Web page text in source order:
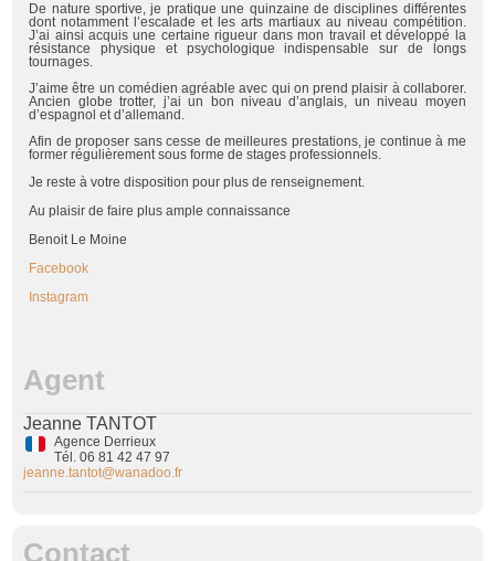
De nature sportive, je pratique une quinzaine de disciplines différentes
dont notamment l’escalade et les arts martiaux au niveau compétition.
J’ai ainsi acquis une certaine rigueur dans mon travail et développé la
résistance physique et psychologique indispensable sur de longs
tournages.
J’aime être un comédien agréable avec qui on prend plaisir à collaborer.
Ancien globe trotter, j’ai un bon niveau d’anglais, un niveau moyen
d’espagnol et d’allemand.
Afin de proposer sans cesse de meilleures prestations, je continue à me
former régulièrement sous forme de stages professionnels.
Je reste à votre disposition pour plus de renseignement.
Au plaisir de faire plus ample connaissance
Benoit Le Moine
Facebook
Instagram
Agent
Jeanne TANTOT
Agence Derrieux
Tél. 06 81 42 47 97
jeanne.tantot@wanadoo.fr
Contact